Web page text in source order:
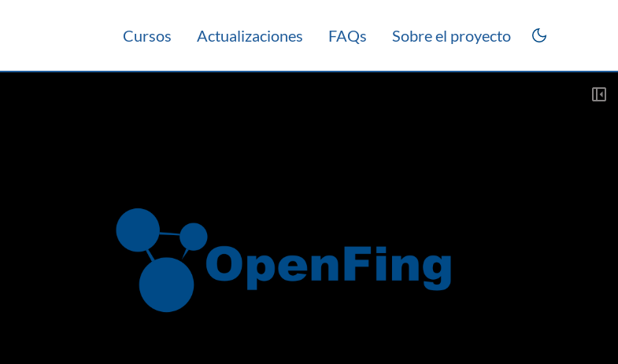
Cursos Actualizaciones FAQs Sobre el proyecto